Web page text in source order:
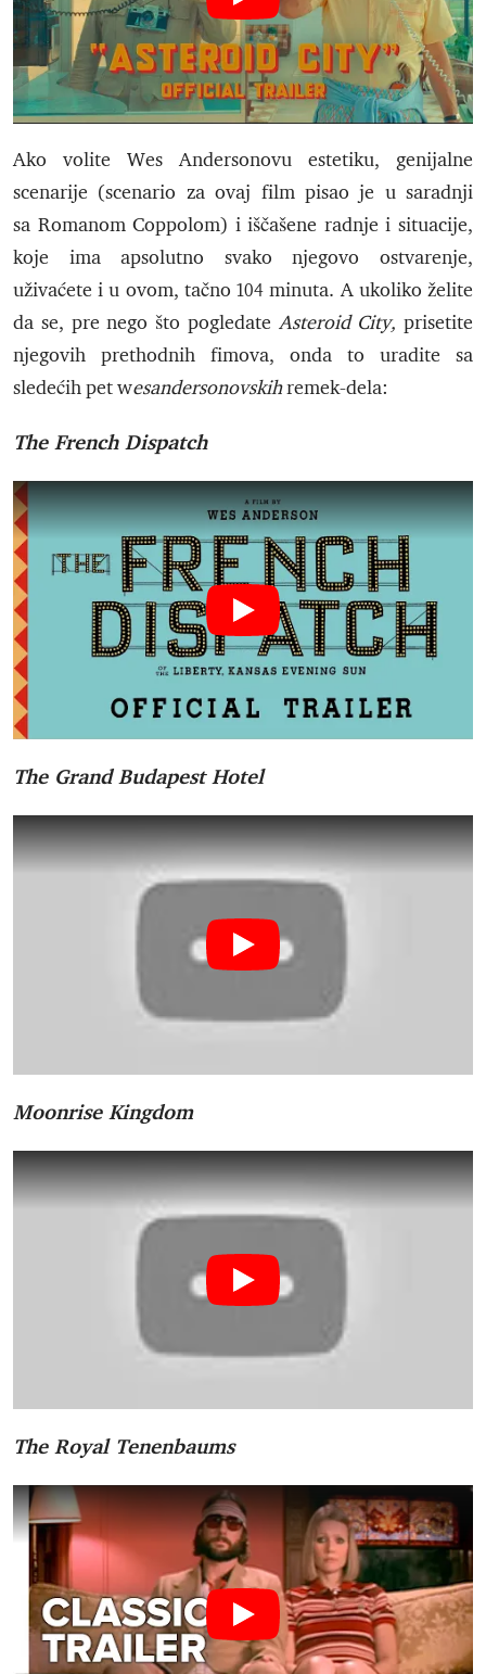
Ako volite Wes Andersonovu estetiku, genijalne
scenarije (scenario za ovaj film pisao je u saradnji
sa Romanom Coppolom) i iščašene radnje i situacije,
koje ima apsolutno svako njegovo ostvarenje,
uživaćete i u ovom, tačno 104 minuta. A ukoliko želite
da se, pre nego što pogledate Asteroid City, prisetite
njegovih prethodnih fimova, onda to uradite sa
sledećih pet wesandersonovskihremek-dela:
The French Dispatch
The Grand Budapest Hotel
Moonrise Kingdom
The Royal Tenenbaums